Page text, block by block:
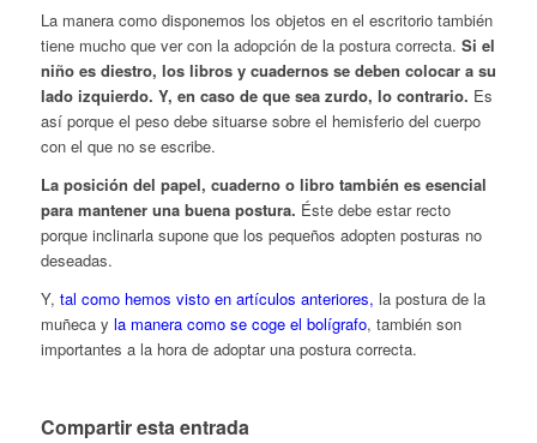
La manera como disponemos los objetos en el escritorio también
tiene mucho que ver con la adopción de la postura correcta. Si el
niño es diestro, los libros y cuadernos se deben colocar a su
lado izquierdo. Y, en caso de que sea zurdo, lo contrario. Es
así porque el peso debe situarse sobre el hemisferio del cuerpo
con el que no se escribe.
La posición del papel, cuaderno o libro también es esencial
para mantener una buena postura. Éste debe estar recto
porque inclinarla supone que los pequeños adopten posturas no
deseadas.
Y, tal como hemos visto en artículos anteriores, la postura de la
muñeca y la manera como se coge el bolígrafo, también son
importantes a la hora de adoptar una postura correcta.
Compartir esta entrada